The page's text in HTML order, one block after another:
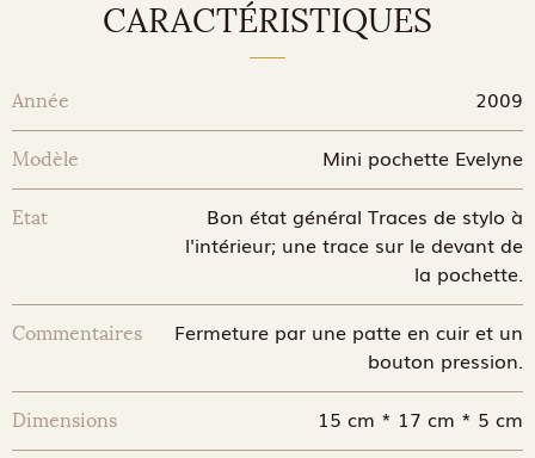
CARACTÉRISTIQUES
Année 2009
Modèle Mini pochette Evelyne
Etat
Bon état général Traces de stylo à
l'intérieur; une trace sur le devant de
la pochette.
Commentaires
Fermeture par une patte en cuir et un
bouton pression.
Dimensions 15 cm * 17 cm * 5 cm